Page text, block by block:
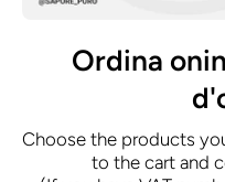
Ordina
Choose the products
to the cart and